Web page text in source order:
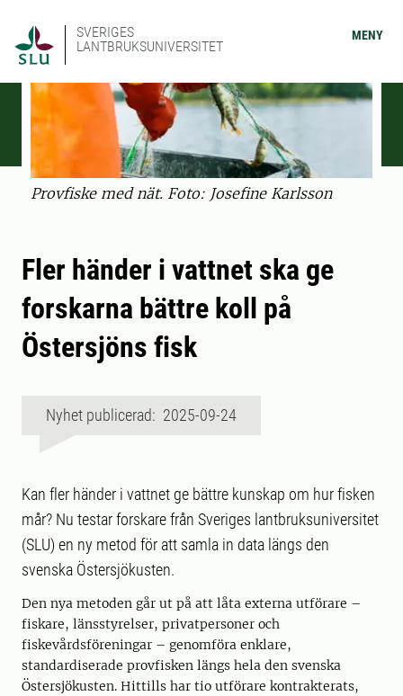
SVERIGES
LANTBRUKSUNIVERSITET
MENY
Provfiske med nät. Foto: Josefine Karlsson
Fler händer i vattnet ska ge
forskarna bättre koll på
Östersjöns fisk
Nyhet publicerad: 2025-09-24
Kan fler händer i vattnet ge bättre kunskap om hur fisken
mår? Nu testar forskare från Sveriges lantbruksuniversitet
(SLU) en ny metod för att samla in data längs den
svenska Östersjökusten.
Den nya metoden går ut på att låta externa utförare –
fiskare, länsstyrelser, privatpersoner och
fiskevårdsföreningar – genomföra enklare,
standardiserade provfisken längs hela den svenska
Östersjökusten. Hittills har tio utförare kontrakterats,